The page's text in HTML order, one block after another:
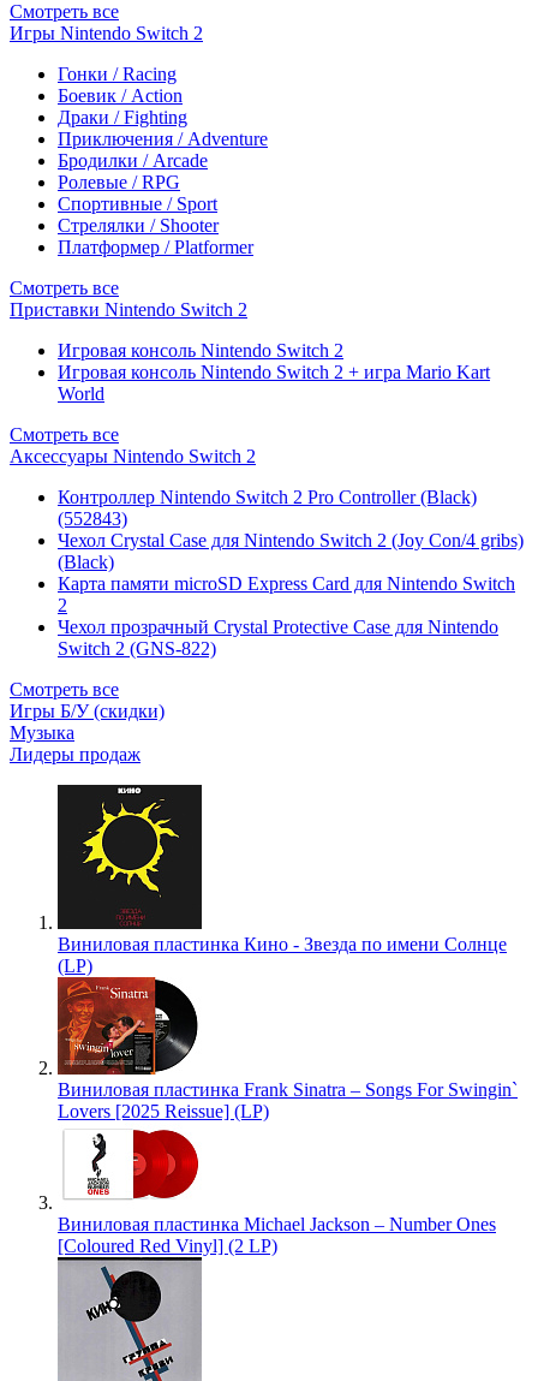
Смотреть все
Игры Nintendo Switch 2
Гонки / Racing
Боевик / Action
Драки / Fighting
Приключения / Adventure
Бродилки / Arcade
Ролевые / RPG
Спортивные / Sport
Стрелялки / Shooter
Платформер / Platformer
Смотреть все
Приставки Nintendo Switch 2
Игровая консоль Nintendo Switch 2
Игровая консоль Nintendo Switch 2 + игра Mario Kart
World
Смотреть все
Аксессуары Nintendo Switch 2
Контроллер Nintendo Switch 2 Pro Controller (Black)
(552843)
Чехол Сrystal Сase для Nintendo Switch 2 (Joy Con/4 gribs)
(Black)
Карта памяти microSD Express Card для Nintendo Switch
2
Чехол прозрачный Crystal Protective Case для Nintendo
Switch 2 (GNS-822)
Смотреть все
Игры Б/У (скидки)
Музыка
Лидеры продаж
Виниловая пластинка Кино - Звезда по имени Солнце
(LP)
Виниловая пластинка Frank Sinatra – Songs For Swingin`
Lovers [2025 Reissue] (LP)
Виниловая пластинка Michael Jackson – Number Ones
[Coloured Red Vinyl] (2 LP)